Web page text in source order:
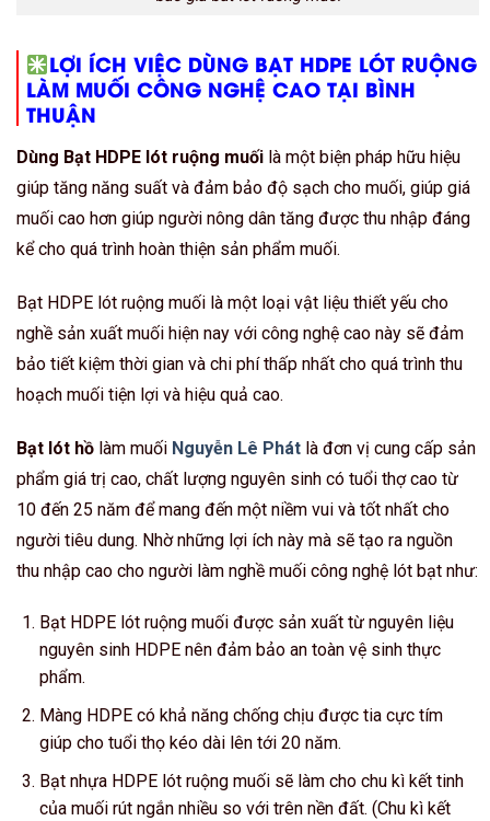
LỢI ÍCH VIỆC DÙNG BẠT HDPE LÓT RUỘNG
LÀM MUỐI CÔNG NGHỆ CAO TẠI BÌNH
THUẬN
Dùng Bạt HDPE lót ruộng muối là một biện pháp hữu hiệu
giúp tăng năng suất và đảm bảo độ sạch cho muối, giúp giá
muối cao hơn giúp người nông dân tăng được thu nhập đáng
kể cho quá trình hoàn thiện sản phẩm muối.
Bạt HDPE lót ruộng muối là một loại vật liệu thiết yếu cho
nghề sản xuất muối hiện nay với công nghệ cao này sẽ đảm
bảo tiết kiệm thời gian và chi phí thấp nhất cho quá trình thu
hoạch muối tiện lợi và hiệu quả cao.
Bạt lót hồ làm muối Nguyễn Lê Phát là đơn vị cung cấp sản
phẩm giá trị cao, chất lượng nguyên sinh có tuổi thợ cao từ
10 đến 25 năm để mang đến một niềm vui và tốt nhất cho
người tiêu dung. Nhờ những lợi ích này mà sẽ tạo ra nguồn
thu nhập cao cho người làm nghề muối công nghệ lót bạt như:
Bạt HDPE lót ruộng muối được sản xuất từ nguyên liệu
nguyên sinh HDPE nên đảm bảo an toàn vệ sinh thực
phẩm.
Màng HDPE có khả năng chống chịu được tia cực tím
giúp cho tuổi thọ kéo dài lên tới 20 năm.
Bạt nhựa HDPE lót ruộng muối sẽ làm cho chu kì kết tinh
của muối rút ngắn nhiều so với trên nền đất. (Chu kì kết